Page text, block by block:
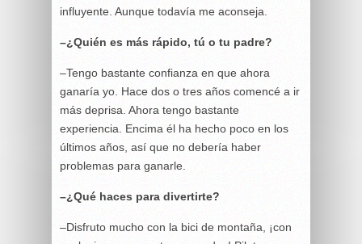
influyente. Aunque todavía me aconseja.
–¿Quién es más rápido, tú o tu padre?
–Tengo bastante confianza en que ahora
ganaría yo. Hace dos o tres años comencé a ir
más deprisa. Ahora tengo bastante
experiencia. Encima él ha hecho poco en los
últimos años, así que no debería haber
problemas para ganarle.
–¿Qué haces para divertirte?
–Disfruto mucho con la bici de montaña, ¡con